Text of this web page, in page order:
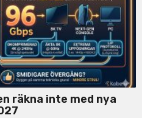
räkna inte med nya